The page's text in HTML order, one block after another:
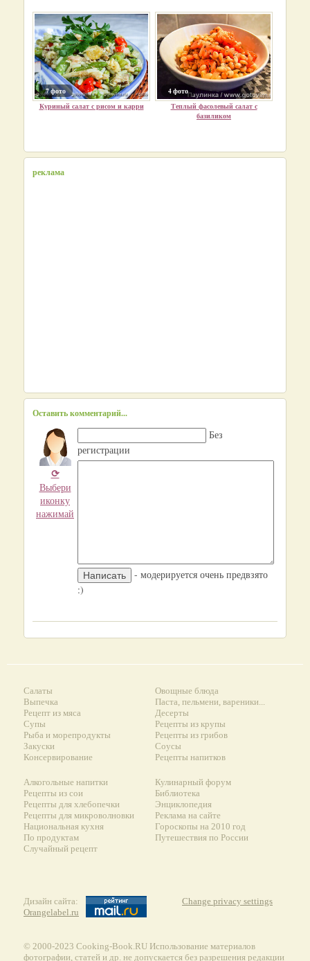
7 фото
Куриный салат с рисом и карри
4 фото
Теплый фасолевый салат с
базиликом
реклама
Оставить комментарий...
⟳
Выбери
иконку
нажимай
Без
регистрации
- модерируется очень предвзято
:)
Салаты
Выпечка
Рецепт из мяса
Супы
Рыба и морепродукты
Закуски
Консервирование
Овощные блюда
Паста, пельмени, вареники...
Десерты
Рецепты из крупы
Рецепты из грибов
Соусы
Рецепты напитков
Алкогольные напитки
Рецепты из сои
Рецепты для хлебопечки
Рецепты для микроволновки
Национальная кухня
По продуктам
Случайный рецепт
Кулинарный форум
Библиотека
Энциклопедия
Реклама на сайте
Гороскопы на 2010 год
Путешествия по России
Дизайн сайта:
Orangelabel.ru
Change privacy settings
© 2000-2023 Сooking-Book.RU Использование материалов
фотографии, статей и др. не допускается без разрешения редакции